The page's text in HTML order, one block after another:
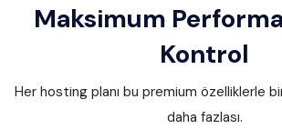
Maksimum
Kontrol
Her hosting planı bu premium özelliklerle
daha fazlası.